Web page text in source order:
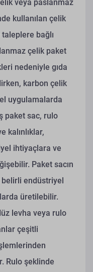
veya paslanmaz
kullanılan çelik
bağlı
çelik paket
nedeniyle gıda
karbon çelik
uygulamalarda
paket sac, rulo
kalınlıklar,
ihtiyaçlara ve
Paket sacın
belirli endüstriyel
üretilebilir.
levha veya rulo
çeşitli
Rulo şeklinde